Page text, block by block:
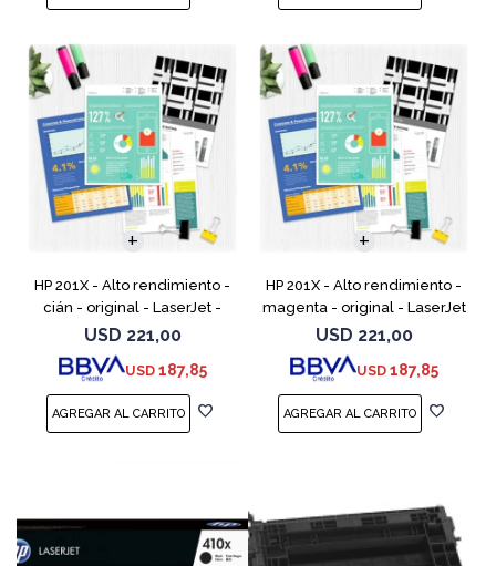
HP 201X - Alto rendimiento -
cián - original - LaserJet -
cartucho de tóner (CF401X) -
para Color LaserJet Pro
M252dn, M252dw, M
USD 221,00
USD 187,85
HP 201X - Alto rendimiento -
magenta - original - LaserJet
- cartucho de tóner (CF403X)
- para Color LaserJet Pro
M252dn, M252dw
USD 221,00
USD 187,85